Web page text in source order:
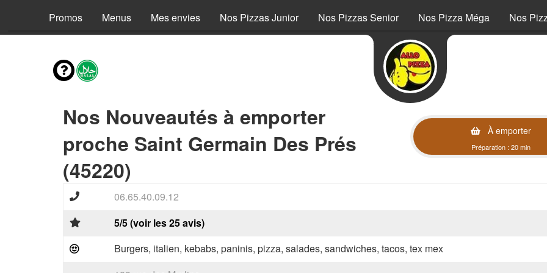
Promos Menus Mes envies Nos Pizzas Junior Nos Pizzas Senior Nos Pizza Méga Nos
Nos Nouveautés à emporter
proche Saint Germain Des Prés
(45220)
À emporter
Préparation : 20 min
06.65.40.09.12
5/5 (voir les 25 avis)
Burgers, italien, kebabs, paninis, pizza, salades, sandwiches, tacos, tex mex